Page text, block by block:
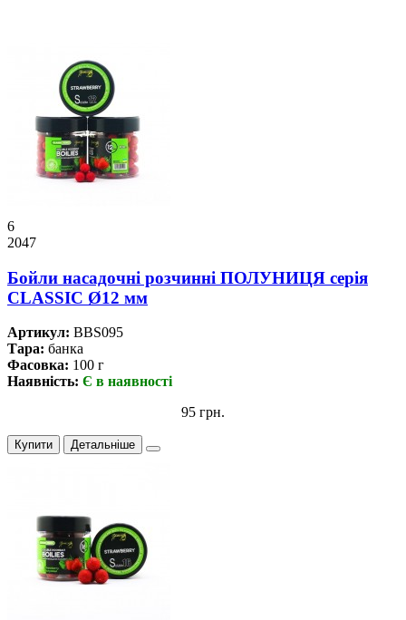
6
2047
Бойли насадочні розчинні ПОЛУНИЦЯ серія
CLASSIC Ø12 мм
Артикул: BBS095
Тара: банка
Фасовка: 100 г
Наявність: Є в наявності
95 грн.
Купити Детальніше